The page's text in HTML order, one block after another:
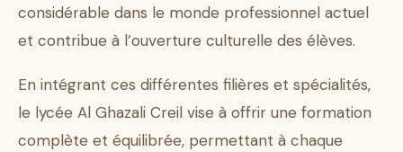
considérable dans le monde professionnel actuel
et contribue à l’ouverture culturelle des élèves.
En intégrant ces différentes filières et spécialités,
le lycée Al Ghazali Creil vise à offrir une formation
complète et équilibrée, permettant à chaque